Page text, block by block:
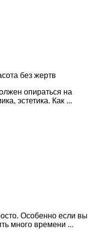
без жертв
опираться на
эстетика. Как ...
Особенно если вы
много времени ...